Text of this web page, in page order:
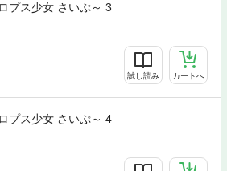
プス少女 さいぷ～ 3
試し読み カートへ
プス少女 さいぷ～ 4